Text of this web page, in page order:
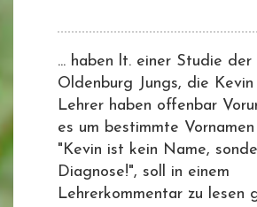
... haben lt. einer Studie
Oldenburg Jungs, die Kevin
Lehrer haben offenbar
es um bestimmte
"Kevin ist kein Name,
Diagnose!", soll in einem
Lehrerkommentar zu lesen